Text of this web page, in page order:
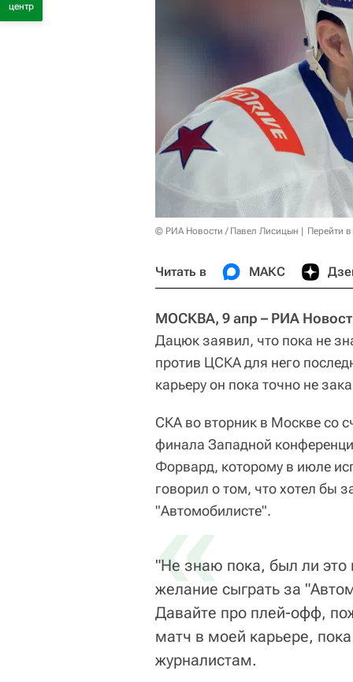
© РИА Новости / Павел Лисицын Перейти
Читать в МАКС
МОСКВА, 9 апр – РИА
Дацюк заявил, что пока не
против ЦСКА для него
карьеру он пока точно не
СКА во вторник в Москве со
финала Западной
Форвард, которому в июле
говорил о том, что хотел бы
"Автомобилисте".
«
"Не знаю пока, был ли это
желание сыграть за
Давайте про плей-офф,
матч в моей карьере,
журналистам.
центр